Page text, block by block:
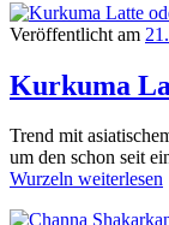
Veröffentlicht am
Kurkuma
Trend mit
um den schon seit
Wurzeln weiterlesen